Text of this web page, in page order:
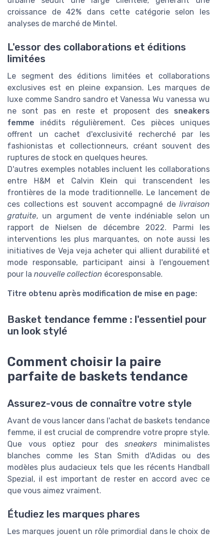
croissance de 42% dans cette catégorie selon les
analyses de marché de Mintel.
L'essor des collaborations et éditions
limitées
Le segment des éditions limitées et collaborations
exclusives est en pleine expansion. Les marques de
luxe comme Sandro sandro et Vanessa Wu vanessa wu
ne sont pas en reste et proposent des sneakers
femme inédits régulièrement. Ces pièces uniques
offrent un cachet d'exclusivité recherché par les
fashionistas et collectionneurs, créant souvent des
ruptures de stock en quelques heures.
D'autres exemples notables incluent les collaborations
entre H&M et Calvin Klein qui transcendent les
frontières de la mode traditionnelle. Le lancement de
ces collections est souvent accompagné de livraison
gratuite, un argument de vente indéniable selon un
rapport de Nielsen de décembre 2022. Parmi les
interventions les plus marquantes, on note aussi les
initiatives de Veja veja acheter qui allient durabilité et
mode responsable, participant ainsi à l'engouement
pour la nouvelle collection écoresponsable.
Titre obtenu après modification de mise en page:
Basket tendance femme : l'essentiel pour
un look stylé
Comment choisir la paire
parfaite de baskets tendance
Assurez-vous de connaître votre style
Avant de vous lancer dans l'achat de baskets tendance
femme, il est crucial de comprendre votre propre style.
Que vous optiez pour dessneakers minimalistes
blanches comme les Stan Smith d'Adidas ou des
modèles plus audacieux tels que les récents Handball
Spezial, il est important de rester en accord avec ce
que vous aimez vraiment.
Étudiez les marques phares
Les marques jouent un rôle primordial dans le choix de